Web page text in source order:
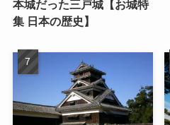
本城だった三戸城【お城特
集 日本の歴史】